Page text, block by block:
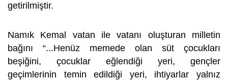
getirilmiştir.
Namık Kemal vatan ile vatanı oluşturan milletin
bağını “...Henüz memede olan süt çocukları
beşiğini, çocuklar eğlendiği yeri, gençler
geçimlerinin temin edildiği yeri, ihtiyarlar yalnız